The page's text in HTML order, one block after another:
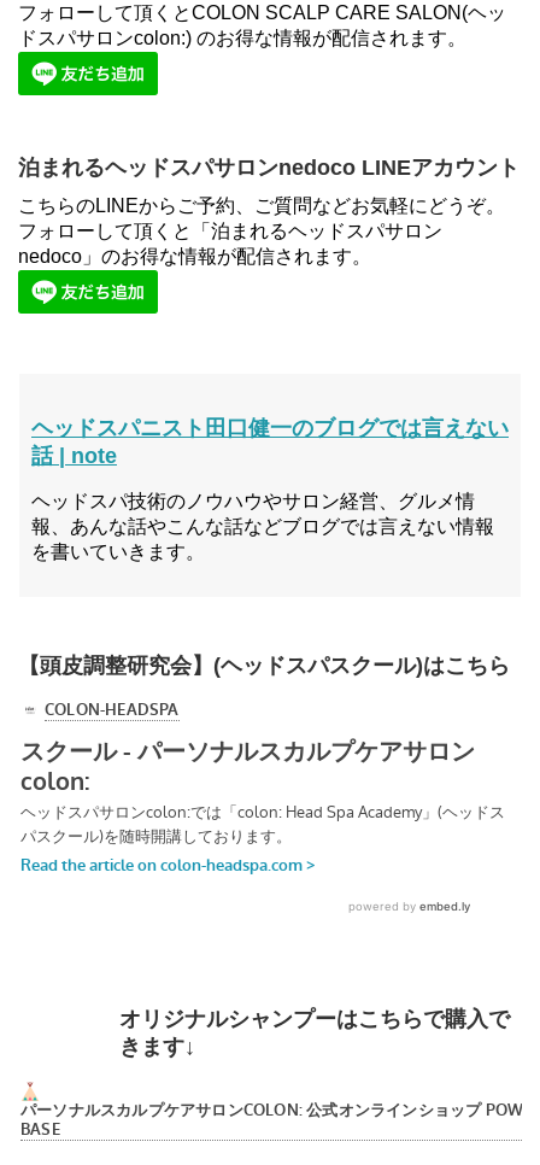
フォローして頂くとCOLON SCALP CARE SALON(ヘッ
ドスパサロンcolon:) のお得な情報が配信されます。
泊まれるヘッドスパサロンnedoco LINEアカウント
こちらのLINEからご予約、ご質問などお気軽にどうぞ。
フォローして頂くと「泊まれるヘッドスパサロン
nedoco」のお得な情報が配信されます。
ヘッドスパニスト田口健一のブログでは言えない
話 | note
ヘッドスパ技術のノウハウやサロン経営、グルメ情
報、あんな話やこんな話などブログでは言えない情報
を書いていきます。
【頭皮調整研究会】(ヘッドスパスクール)はこちら
オリジナルシャンプーはこちらで購入で
きます↓